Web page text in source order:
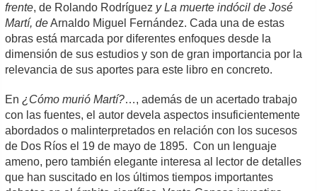
frente, de Rolando Rodríguez y La muerte indócil de José
Martí, deArnaldo Miguel Fernández. Cada una de estas
obras está marcada por diferentes enfoques desde la
dimensión de sus estudios y son de gran importancia por la
relevancia de sus aportes para este libro en concreto.
En¿Cómo murió Martí?…, además de un acertado trabajo
con las fuentes, el autor devela aspectos insuficientemente
abordados o malinterpretados en relación con los sucesos
de Dos Ríos el 19 de mayo de 1895. Con un lenguaje
ameno, pero también elegante interesa al lector de detalles
que han suscitado en los últimos tiempos importantes